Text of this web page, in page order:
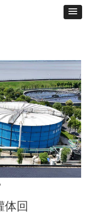
体回
넲